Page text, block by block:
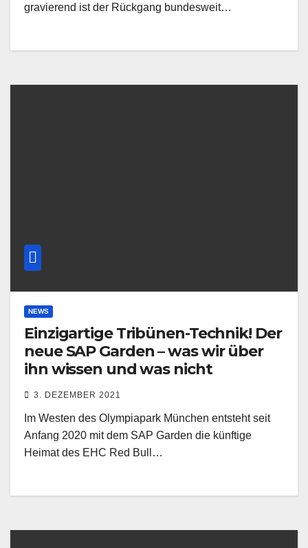
gravierend ist der Rückgang bundesweit…
NEWS
Einzigartige Tribünen-Technik! Der
neue SAP Garden – was wir über
ihn wissen und was nicht
3. DEZEMBER 2021
Im Westen des Olympiapark München entsteht seit
Anfang 2020 mit dem SAP Garden die künftige
Heimat des EHC Red Bull…